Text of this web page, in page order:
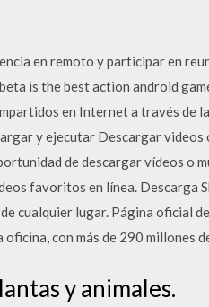
en remoto y participar en
is the best action android
en Internet a través de
y ejecutar Descargar videos
de descargar vídeos o
favoritos en línea. Descarga
cualquier lugar. Página oficial
con más de 290 millones
y animales.